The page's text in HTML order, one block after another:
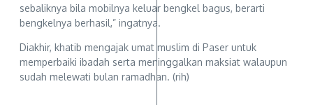
sebaliknya bila mobilnya keluar bengkel bagus, berarti
bengkelnya berhasil,” ingatnya.
Diakhir, khatib mengajak umat muslim di Paser untuk
memperbaiki ibadah serta meninggalkan maksiat walaupun
sudah melewati bulan ramadhan. (rih)